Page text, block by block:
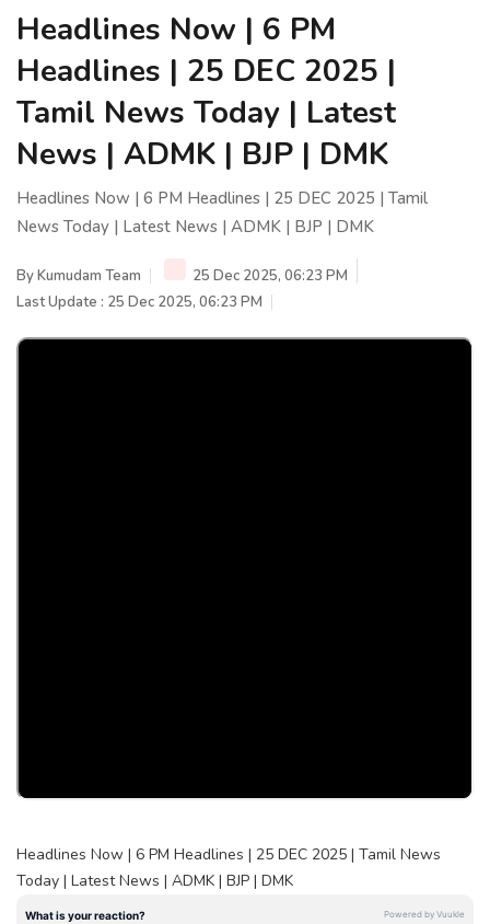
Headlines Now | 6 PM
Headlines | 25 DEC 2025 |
Tamil News Today | Latest
News | ADMK | BJP | DMK
Headlines Now | 6 PM Headlines | 25 DEC 2025 | Tamil
News Today | Latest News | ADMK | BJP | DMK
ByKumudam Team
25 Dec 2025, 06:23 PM
Last Update : 25 Dec 2025, 06:23 PM
Headlines Now | 6 PM Headlines | 25 DEC 2025 | Tamil News
Today | Latest News | ADMK | BJP | DMK